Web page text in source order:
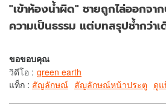
"เข้าห้องน้ำผิด" ชายถูกไล่ออกจา
ความเป็นธรรม แต่บทสรุปช้ำกว่าเ
ขอขอบคุณ
วิดีโอ : green earth
แท็ก : สัญลักษณ์ สัญลักษณ์หน้าประตู ดู